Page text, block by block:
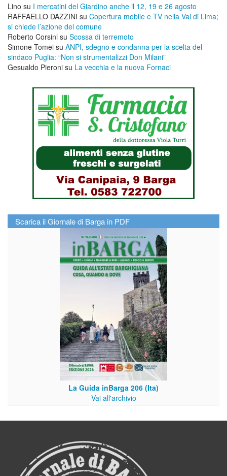
Lino su I mercatini del Giardino anche il 12, 19 e 26 agosto
RAFFAELLO DAZZINI su ​Copertura mobile e TV nella Val di Lima;
si chiede l’azione del comune
Roberto Corsini su Scossa di terremoto
Simone Tomei su ANPI, sdegno e condanna per la scelta del
sindaco Puglia: “Non si strumentalizzi Don Milani”
Gesualdo Pieroni su La vecchia e la nuova Fornaci
Scarica il Giornale di Barga in PDF
La Guida inBarga 206 (Ita)
Vai all'archivio